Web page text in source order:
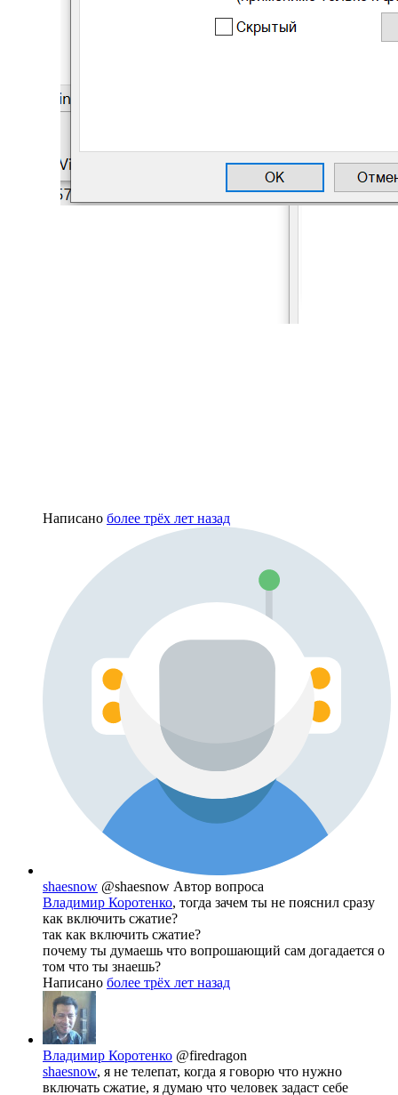
Написано более трёх лет назад
shaesnow @shaesnow Автор вопроса
Владимир Коротенко, тогда зачем ты не пояснил сразу
как включить сжатие?
так как включить сжатие?
почему ты думаешь что вопрошающий сам догадается о
том что ты знаешь?
Написано более трёх лет назад
Владимир Коротенко @firedragon
shaesnow, я не телепат, когда я говорю что нужно
включать сжатие, я думаю что человек задаст себе